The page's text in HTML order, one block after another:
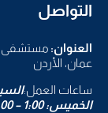
التواصل
العنوان: مستشفى
عمان، الأردن
ساعات العمل:السبت –
الخميس: 1:00 – 3:00 م